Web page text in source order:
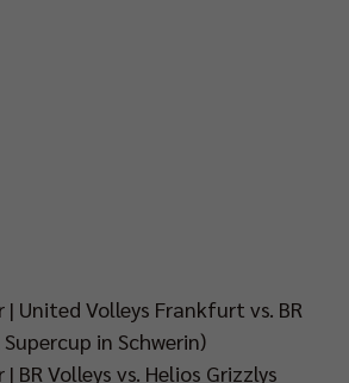
| United Volleys Frankfurt vs. BR
in Schwerin)
BR Volleys vs. Helios Grizzlys